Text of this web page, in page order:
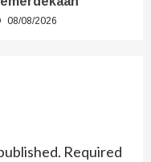
08/08/2026
Required